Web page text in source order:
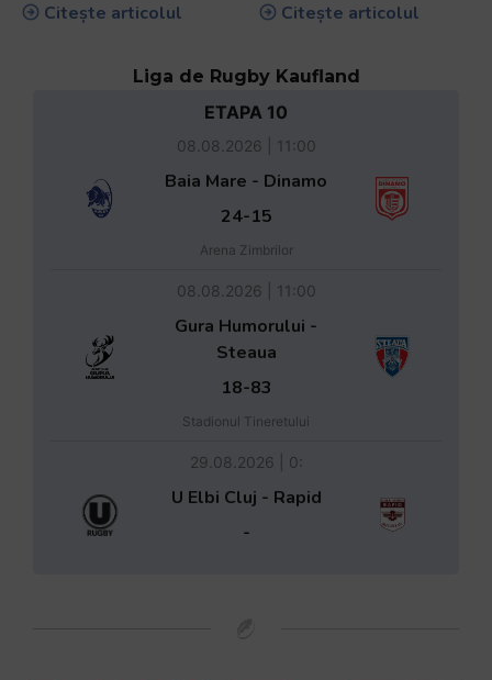
Citește articolul
Citește articolul
Liga de Rugby Kaufland
ETAPA 10
08.08.2026 | 11:00
Baia Mare - Dinamo
24-15
Arena Zimbrilor
08.08.2026 | 11:00
Gura Humorului -
Steaua
18-83
Stadionul Tineretului
29.08.2026 | 0:
U Elbi Cluj - Rapid
-